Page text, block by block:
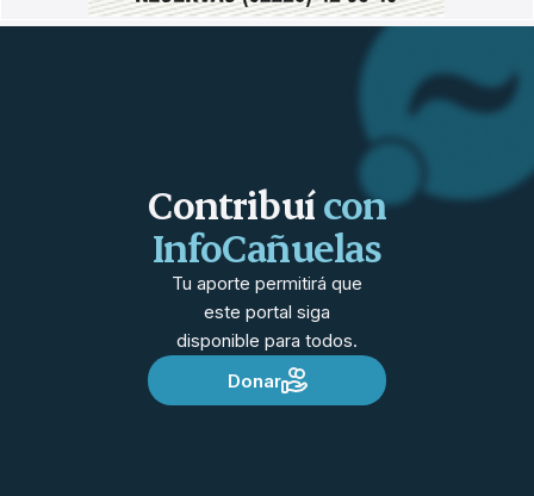
Contribuícon
InfoCañuelas
Tu aporte permitirá que
este portal siga
disponible para todos.
Donar